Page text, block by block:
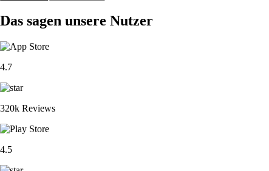
Das sagen unsere Nutzer
4.7
320k Reviews
4.5